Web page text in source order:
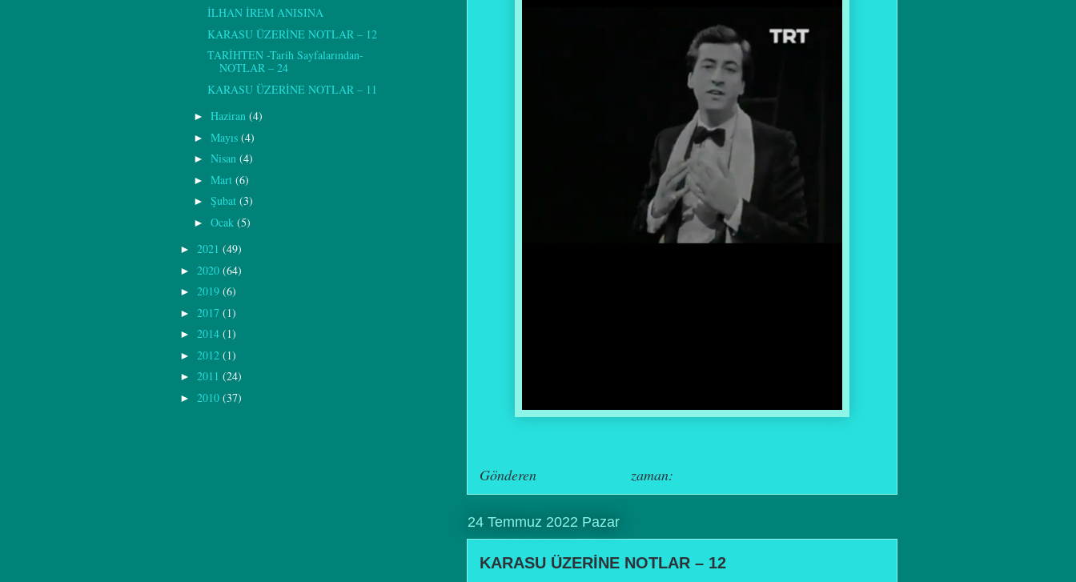
Gönderen zaman:
24 Temmuz 2022 Pazar
KARASU ÜZERİNE NOTLAR – 12
İLHAN İREM ANISINA
KARASU ÜZERİNE NOTLAR – 12
TARİHTEN -Tarih Sayfalarından-
NOTLAR – 24
KARASU ÜZERİNE NOTLAR – 11
► Haziran (4)
► Mayıs (4)
► Nisan (4)
► Mart (6)
► Şubat (3)
► Ocak (5)
► 2021 (49)
► 2020 (64)
► 2019 (6)
► 2017 (1)
► 2014 (1)
► 2012 (1)
► 2011 (24)
► 2010 (37)